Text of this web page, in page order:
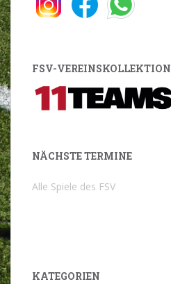
FSV-VEREINSKOLLEKTION
NÄCHSTE TERMINE
Alle Spiele des FSV
KATEGORIEN